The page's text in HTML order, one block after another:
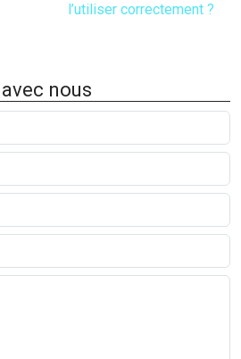
l’utiliser correctement ?
nous